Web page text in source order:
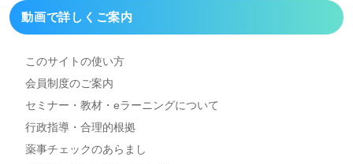
動画で詳しくご案内
このサイトの使い方
会員制度のご案内
セミナー・教材・eラーニングについて
行政指導・合理的根拠
薬事チェックのあらまし